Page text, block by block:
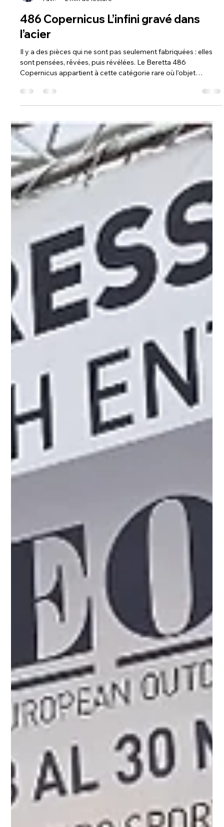
Yan Monette
4 avr.
2 min de lecture
486 Copernicus L’infini gravé dans
l’acier
Il y a des pièces qui ne sont pas seulement fabriquées : elles
sont pensées, rêvées, puis révélées. Le Beretta 486
Copernicus appartient à cette catégorie rare où l’objet
dépasse sa fonction pour devenir un manifeste. Un hommage,
550 ans après la naissance de Copernic, à l’homme qui a osé
replacer le soleil au centre du monde et l’humanité face à
l’immensité. Un chef‑d’œuvre né de 800 heures de main
humaine Présenté en première mondiale lors d’un événement
dédié à l’excelle